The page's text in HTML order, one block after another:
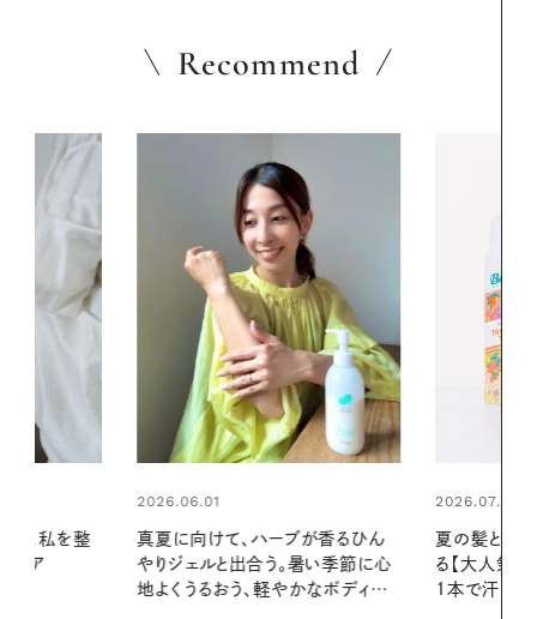
Recommend
が香るひん
い季節に心
2026.07.24
夏の髪と心が瞬時にリフレッシュす
る【大人気のドライシャンプー】 この
1本で汗ばむ季節も一日中心地よく
2026.06.01
お出かけ前
の一日。汗ば
に過ごす私